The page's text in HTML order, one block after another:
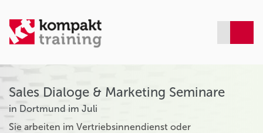
Sales Dialoge & Marketing Seminare
in Dortmund im Juli
Sie arbeiten im Vertriebsinnendienst oder